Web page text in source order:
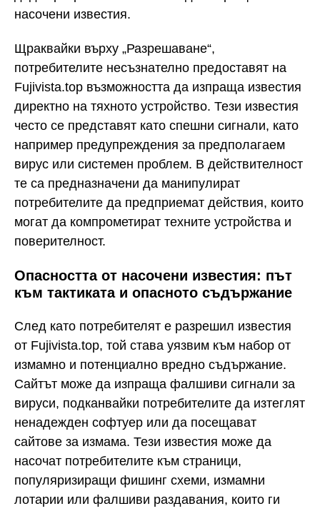
насочени известия.
Щраквайки върху „Разрешаване“,
потребителите несъзнателно предоставят на
Fujivista.top възможността да изпраща известия
директно на тяхното устройство. Тези известия
често се представят като спешни сигнали, като
например предупреждения за предполагаем
вирус или системен проблем. В действителност
те са предназначени да манипулират
потребителите да предприемат действия, които
могат да компрометират техните устройства и
поверителност.
Опасността от насочени известия: път
към тактиката и опасното съдържание
След като потребителят е разрешил известия
от Fujivista.top, той става уязвим към набор от
измамно и потенциално вредно съдържание.
Сайтът може да изпраща фалшиви сигнали за
вируси, подканвайки потребителите да изтеглят
ненадежден софтуер или да посещават
сайтове за измама. Тези известия може да
насочат потребителите към страници,
популяризиращи фишинг схеми, измамни
лотарии или фалшиви раздавания, които ги